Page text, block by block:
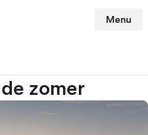
Menu
zomer